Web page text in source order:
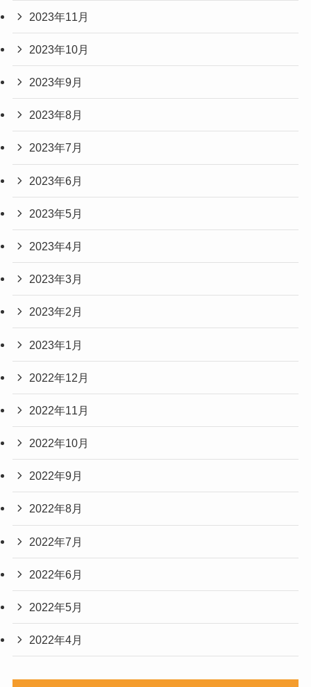
2023年11月
2023年10月
2023年9月
2023年8月
2023年7月
2023年6月
2023年5月
2023年4月
2023年3月
2023年2月
2023年1月
2022年12月
2022年11月
2022年10月
2022年9月
2022年8月
2022年7月
2022年6月
2022年5月
2022年4月